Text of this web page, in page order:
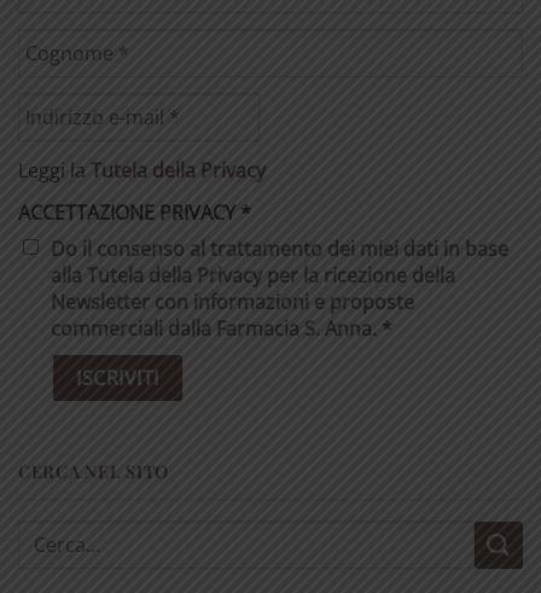
Leggi la Tutela della Privacy
ACCETTAZIONE PRIVACY *
Do il consenso al trattamento dei miei dati in base
alla Tutela della Privacy per la ricezione della
Newsletter con informazioni e proposte
commerciali dalla Farmacia S. Anna. *
CERCA NEL SITO
Cerca: